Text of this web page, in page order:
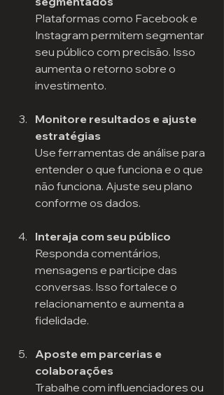
Plataformas como Facebook e
Instagram permitem segmentar
seu público com precisão. Isso
aumenta o retorno sobre o
investimento.
Monitore resultados e ajuste
estratégias
Use ferramentas de análise para
entender o que funciona e o que
não funciona. Ajuste seu plano
conforme os dados.
Interaja com seu público
Responda comentários,
mensagens e participe das
conversas. Isso fortalece o
relacionamento e aumenta a
fidelidade.
Aposte em parcerias e
colaborações
Trabalhe com influenciadores ou